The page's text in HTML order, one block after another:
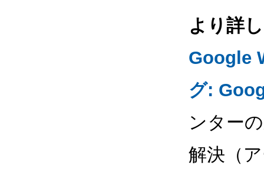
より詳
Google
グ:
ンター
解決（